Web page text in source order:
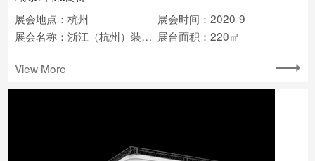
展会地点：杭州
展会时间：2020-9
展会名称：浙江（杭州）装备制造业博览会 展台面积：220㎡
View More